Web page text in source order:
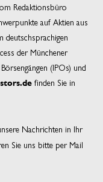
Redaktionsbüro
auf Aktien aus
deutschsprachigen
der Münchener
(IPOs) und
finden Sie in
Nachrichten in Ihr
Sie uns bitte per Mail